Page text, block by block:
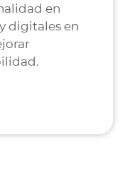
en
digitales en